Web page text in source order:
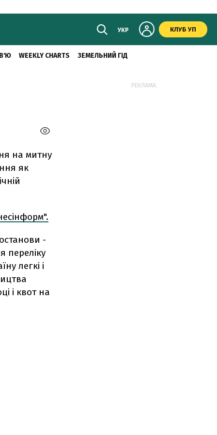
УКР КЛУБ УП
WEEKLY CHARTS ЗЕМЕЛЬНИЙ ГІД
на митну
як
-
переліку
легкі і
і квот на
РЕКЛАМА: